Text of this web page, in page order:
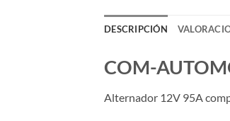
DESCRIPCIÓN
COM-
Alternador 12V 95A